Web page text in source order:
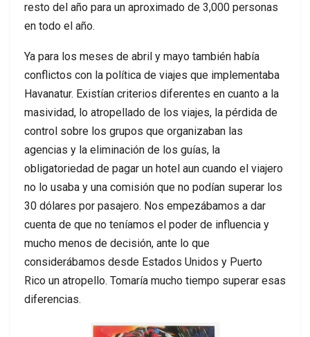
resto del año para un aproximado de 3,000 personas
en todo el año.
Ya para los meses de abril y mayo también había
conflictos con la política de viajes que implementaba
Havanatur. Existían criterios diferentes en cuanto a la
masividad, lo atropellado de los viajes, la pérdida de
control sobre los grupos que organizaban las
agencias y la eliminación de los guías, la
obligatoriedad de pagar un hotel aun cuando el viajero
no lo usaba y una comisión que no podían superar los
30 dólares por pasajero. Nos empezábamos a dar
cuenta de que no teníamos el poder de influencia y
mucho menos de decisión, ante lo que
considerábamos desde Estados Unidos y Puerto
Rico un atropello. Tomaría mucho tiempo superar esas
diferencias.